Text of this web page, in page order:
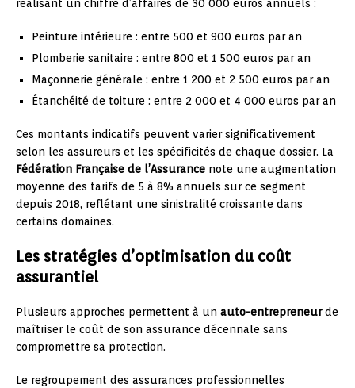
réalisant un chiffre d’affaires de 30 000 euros annuels :
Peinture intérieure : entre 500 et 900 euros par an
Plomberie sanitaire : entre 800 et 1 500 euros par an
Maçonnerie générale : entre 1 200 et 2 500 euros par an
Étanchéité de toiture : entre 2 000 et 4 000 euros par an
Ces montants indicatifs peuvent varier significativement
selon les assureurs et les spécificités de chaque dossier. La
Fédération Française de l’Assurance note une augmentation
moyenne des tarifs de 5 à 8% annuels sur ce segment
depuis 2018, reflétant une sinistralité croissante dans
certains domaines.
Les stratégies d’optimisation du coût
assurantiel
Plusieurs approches permettent à un auto-entrepreneurde
maîtriser le coût de son assurance décennale sans
compromettre sa protection.
Le regroupement des assurances professionnelles